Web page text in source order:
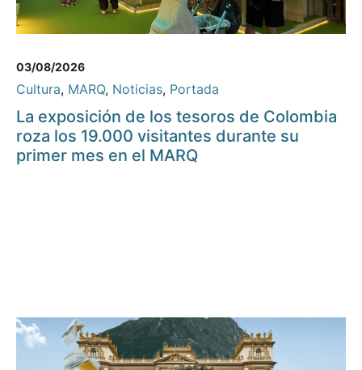
03/08/2026
Cultura, MARQ, Noticias, Portada
La exposición de los tesoros de Colombia
roza los 19.000 visitantes durante su
primer mes en el MARQ